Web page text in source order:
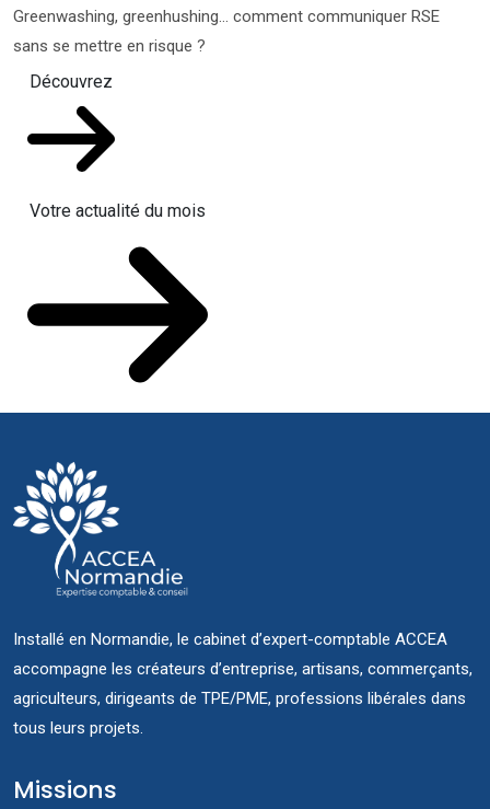
Greenwashing, greenhushing… comment communiquer RSE
sans se mettre en risque ?
Découvrez
Votre actualité du mois
Installé en Normandie, le cabinet d’expert-comptable ACCEA
accompagne les créateurs d’entreprise, artisans, commerçants,
agriculteurs, dirigeants de TPE/PME, professions libérales dans
tous leurs projets.
Missions